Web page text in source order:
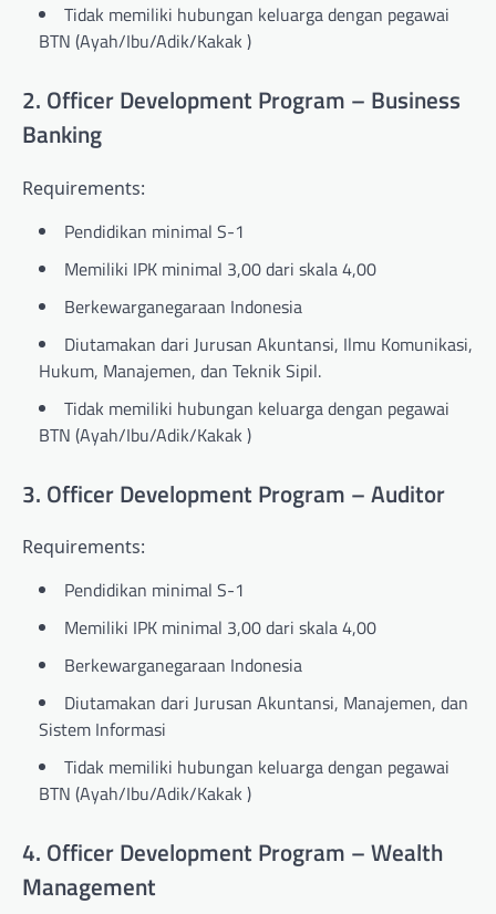
Tidak memiliki hubungan keluarga dengan pegawai
BTN (Ayah/Ibu/Adik/Kakak )
2. Officer Development Program – Business
Banking
Requirements:
Pendidikan minimal S-1
Memiliki IPK minimal 3,00 dari skala 4,00
Berkewarganegaraan Indonesia
Diutamakan dari Jurusan Akuntansi, Ilmu Komunikasi,
Hukum, Manajemen, dan Teknik Sipil.
Tidak memiliki hubungan keluarga dengan pegawai
BTN (Ayah/Ibu/Adik/Kakak )
3. Officer Development Program – Auditor
Requirements:
Pendidikan minimal S-1
Memiliki IPK minimal 3,00 dari skala 4,00
Berkewarganegaraan Indonesia
Diutamakan dari Jurusan Akuntansi, Manajemen, dan
Sistem Informasi
Tidak memiliki hubungan keluarga dengan pegawai
BTN (Ayah/Ibu/Adik/Kakak )
4. Officer Development Program – Wealth
Management